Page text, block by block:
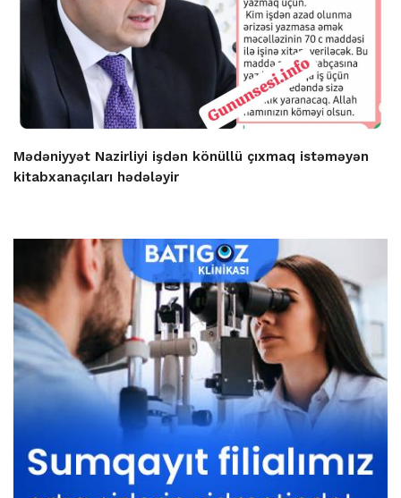
Mədəniyyət Nazirliyi işdən könüllü çıxmaq istəməyən
kitabxanaçıları hədələyir